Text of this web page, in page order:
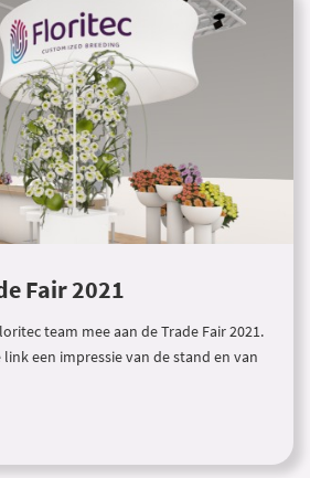
Fair 2021
team mee aan de Trade Fair 2021.
een impressie van de stand en van